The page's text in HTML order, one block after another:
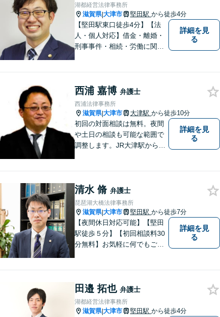
湖都経営法律事務所
滋賀県|大津市 堅田駅 から徒歩4分
【堅田駅東口徒歩4分】【法
人・個人対応】借金・離婚・
刑事事件・相続・労働に関す
お話をお聞かせください。
【無料駐車場あり】
詳細を見
る
西浦 嘉博 弁護士
西浦法律事務所
滋賀県|大津市 大津駅 から徒歩10分
初回の対面相談は無料。夜間
や土日の相談も可能な範囲で
調整します。JR大津駅から徒
位 弁護士ドットコムランキ
ング（2024年7月-2026年7月
現在）】
詳細を見
る
清水 脩 弁護士
琵琶湖大橋法律事務所
滋賀県|大津市 堅田駅 から徒歩7分
【夜間休日対応可能】【堅田
駅徒歩５分】【初回相談料30
分無料】お気軽に何でもご相
詳細を見
る
田邉 拓也 弁護士
湖都経営法律事務所
滋賀県|大津市 堅田駅 から徒歩4分